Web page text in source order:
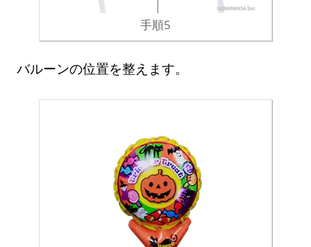
手順5
バルーンの位置を整えます。